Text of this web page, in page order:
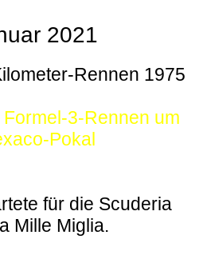
2021
Rennen 1975
3-Rennen um
Pokal
für die Scuderia
Mille Miglia.